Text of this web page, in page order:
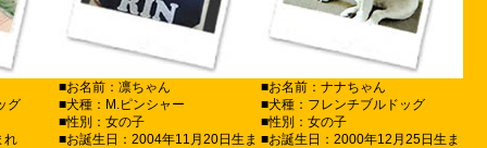
グ
れ
■お名前：凛ちゃん
■犬種：M.ピンシャー
■性別：女の子
■お誕生日：2004年11月20日生ま
■お名前：ナナちゃん
■犬種：フレンチブルドッグ
■性別：女の子
■お誕生日：2000年12月25日生ま